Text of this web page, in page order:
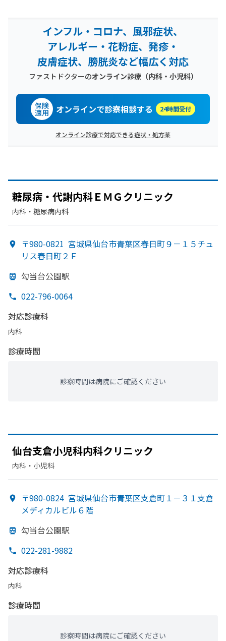
インフル・コロナ、風邪症状、
アレルギー・花粉症、発疹・
皮膚症状、膀胱炎など幅広く対応
ファストドクターのオンライン診療（内科・小児科）
保険
適用 オンラインで診察相談する 24時間受付
オンライン診療で対応できる症状・処方薬
糖尿病・代謝内科ＥＭＧクリニック
内科・​糖尿病内科
〒980-0821 宮城県仙台市青葉区春日町９－１５チュ
リス春日町２Ｆ
勾当台公園駅
022-796-0064
対応診療科
内科
診療時間
診察時間は病院にご確認ください
仙台支倉小児科内科クリニック
内科・​小児科
〒980-0824 宮城県仙台市青葉区支倉町１－３１支倉
メディカルビル６階
勾当台公園駅
022-281-9882
対応診療科
内科
診療時間
診察時間は病院にご確認ください